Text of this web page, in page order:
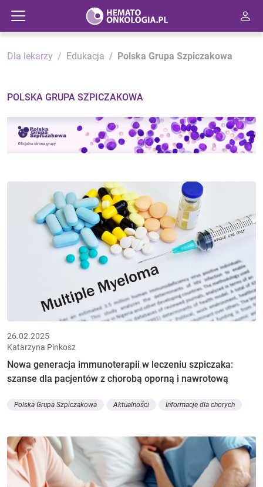
Dla lekarzy Edukacja Polska Grupa Szpiczakowa
POLSKA GRUPA SZPICZAKOWA
26.02.2025
Katarzyna Pinkosz
Nowa generacja immunoterapii w leczeniu szpiczaka:
szanse dla pacjentów z chorobą oporną i nawrotową
Polska Grupa Szpiczakowa Aktualności Informacje dla chorych